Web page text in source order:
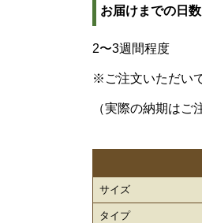
お届けまでの日数
2〜3週間程度
※ご注文いただい
（実際の納期はご
サイズ
タイプ